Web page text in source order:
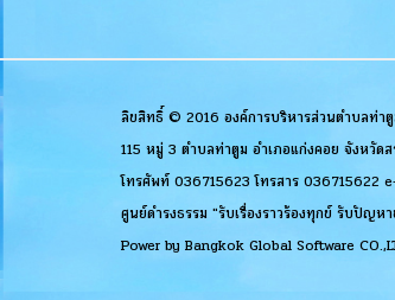
ลิขสิทธิ์ © 2016 องค์การบริหารส่วนตำบลท่า
115 หมู่ 3 ตำบลท่าตูม อำเภอแก่งคอย จังหวัดส
โทรศัพท์ 036715623 โทรสาร 036715622
ศูนย์ดำรงธรรม "รับเรื่องราวร้องทุกข์ รับปัญห
Power by Bangkok Global Software